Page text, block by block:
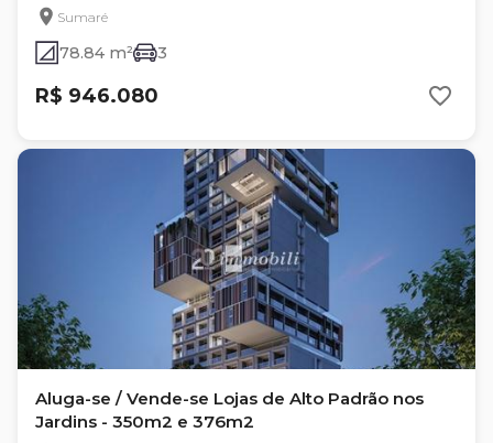
Sumaré
78.84 m² 3
R$ 946.080
Aluga-se / Vende-se Lojas de Alto Padrão nos
Jardins - 350m2 e 376m2